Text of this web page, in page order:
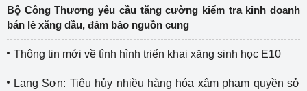
Bộ Công Thương yêu cầu tăng cường kiểm tra kinh doanh
bán lẻ xăng dầu, đảm bảo nguồn cung
Thông tin mới về tình hình triển khai xăng sinh học E10
Lạng Sơn: Tiêu hủy nhiều hàng hóa xâm phạm quyền sở